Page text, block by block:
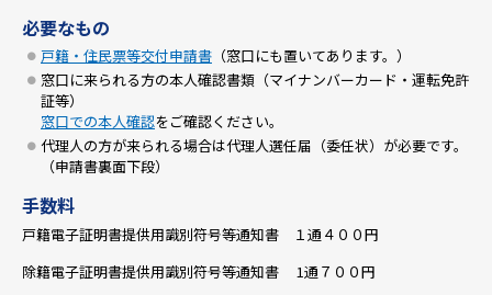
必要なもの
戸籍・住民票等交付申請書 （窓口にも置いてあります。）
窓口に来られる方の本人確認書類（マイナンバーカード・運転免許
証等）
窓口での本人確認をご確認ください。
代理人の方が来られる場合は代理人選任届（委任状）が必要です。
（申請書裏面下段）
手数料
戸籍電子証明書提供用識別符号等通知書 １通４００円
除籍電子証明書提供用識別符号等通知書 1通７００円